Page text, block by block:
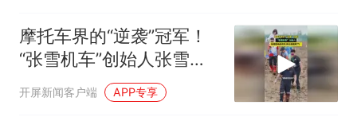
摩托车界的“逆袭”冠军！
“张雪机车”创始人张雪和
他的车队来云南昆明了！
#张雪 #张雪机车 #春城花
开屏新闻客户端 APP专享